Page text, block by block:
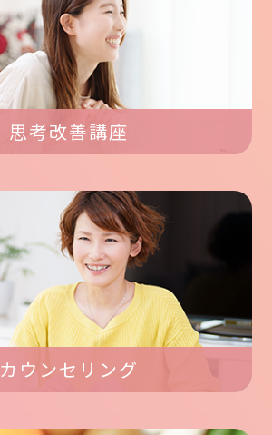
思考改善講座
カウンセリング